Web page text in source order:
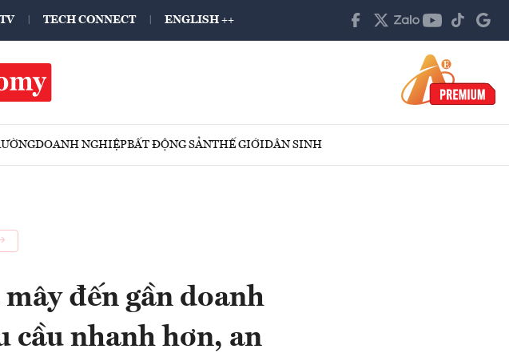
TECH CONNECT ENGLISH ++
DOANH NGHIỆPBẤT ĐỘNG SẢNTHẾ GIỚIDÂN SINH
đến gần doanh
cầu nhanh hơn, an